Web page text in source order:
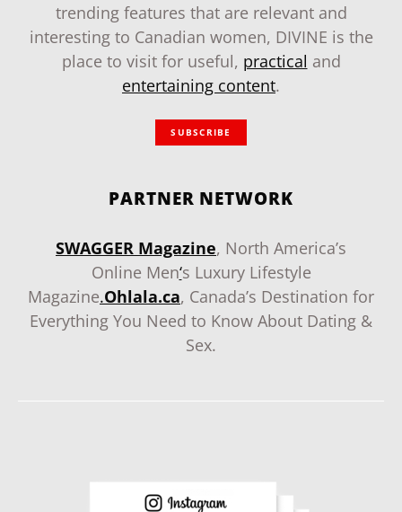
trending features that are relevant and
interesting to Canadian women, DIVINE is the
place to visit for useful, practical and
entertaining content.
SUBSCRIBE
PARTNER NETWORK
SWAGGER Magazine, North America’s
Online Men‘s Luxury Lifestyle
Magazine.Ohlala.ca, Canada’s Destination for
Everything You Need to Know About Dating &
Sex.